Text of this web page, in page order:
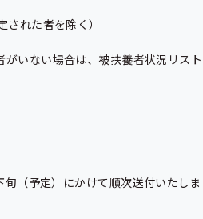
された者を除く）
ない場合は、被扶養者状況リスト
（予定）にかけて順次送付いたしま